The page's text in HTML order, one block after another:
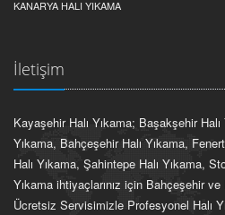
KANARYA HALI YIKAMA
İletişim
Kayaşehir Halı Yıkama; Başakşehir
Yıkama, Bahçeşehir Halı Yıkama,
Halı Yıkama, Şahintepe Halı Yıkama,
Yıkama ihtiyaçlarınız için Bahçeşehir
Ücretsiz Servisimizle Profesyonel Halı